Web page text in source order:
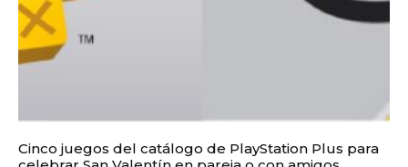
Cinco juegos del catálogo de PlayStation Plus para